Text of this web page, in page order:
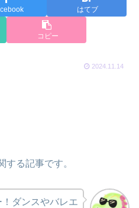
はてブ
コピー
2024.11.14
する記事です。
ダンスやバレエ